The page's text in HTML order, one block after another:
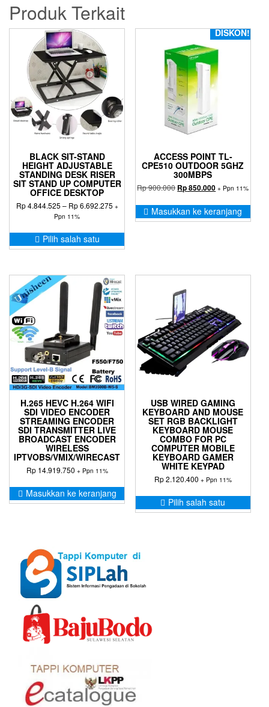
Produk Terkait
BLACK SIT-STAND
HEIGHT ADJUSTABLE
STANDING DESK RISER
SIT STAND UP COMPUTER
OFFICE DESKTOP
Rp4.844.525 – Rp6.692.275Rentang
Rp 4.844.525
hingga
Rp 6.692.275
+
Ppn 11%
Pilih salah satu
Produk
varian.
dapat
diambil
halaman
produk
DISKON!
ACCESS POINT TL-
CPE510 OUTDOOR 5GHZ
300MBPS
Rp900.000 Harga
adalah:
Rp 900.000.
Rp850.000Harga
ini
adalah:
+ Ppn 11%
Masukkan ke keranjang
H.265 HEVC H.264 WIFI
SDI VIDEO ENCODER
STREAMING ENCODER
SDI TRANSMITTER LIVE
BROADCAST ENCODER
WIRELESS
IPTVOBS/VMIX/WIRECAST
Rp14.919.750 + Ppn 11%
Masukkan ke keranjang
USB WIRED GAMING
KEYBOARD AND MOUSE
SET RGB BACKLIGHT
KEYBOARD MOUSE
COMBO FOR PC
COMPUTER MOBILE
KEYBOARD GAMER
WHITE KEYPAD
Rp2.120.400 + Ppn 11%
Pilih salah satu